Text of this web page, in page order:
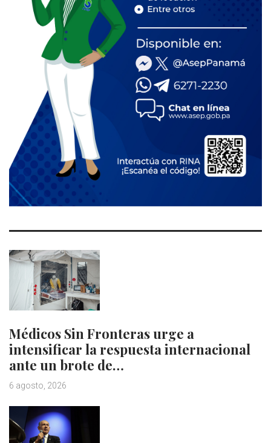
Médicos Sin Fronteras urge a
intensificar la respuesta internacional
ante un brote de…
6 agosto, 2026